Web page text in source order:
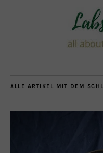
ALLE ARTIKEL MIT DEM